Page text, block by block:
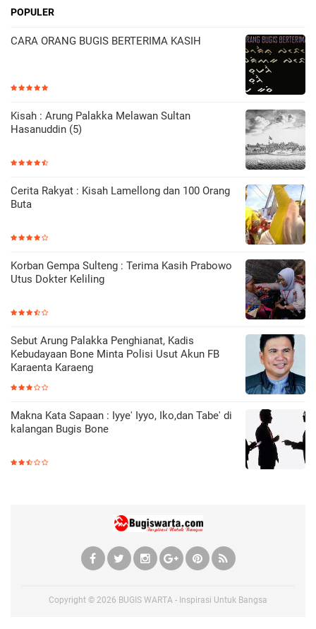
POPULER
CARA ORANG BUGIS BERTERIMA KASIH
Kisah : Arung Palakka Melawan Sultan
Hasanuddin (5)
Cerita Rakyat : Kisah Lamellong dan 100 Orang
Buta
Korban Gempa Sulteng : Terima Kasih Prabowo
Utus Dokter Keliling
Sebut Arung Palakka Penghianat, Kadis
Kebudayaan Bone Minta Polisi Usut Akun FB
Karaenta Karaeng
Makna Kata Sapaan : Iyye' Iyyo, Iko,dan Tabe' di
kalangan Bugis Bone
Copyright © 2026 BUGIS WARTA - Inspirasi Untuk Bangsa